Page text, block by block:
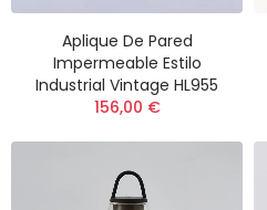
Aplique De Pared
Impermeable Estilo
Industrial Vintage HL955
156,00 €